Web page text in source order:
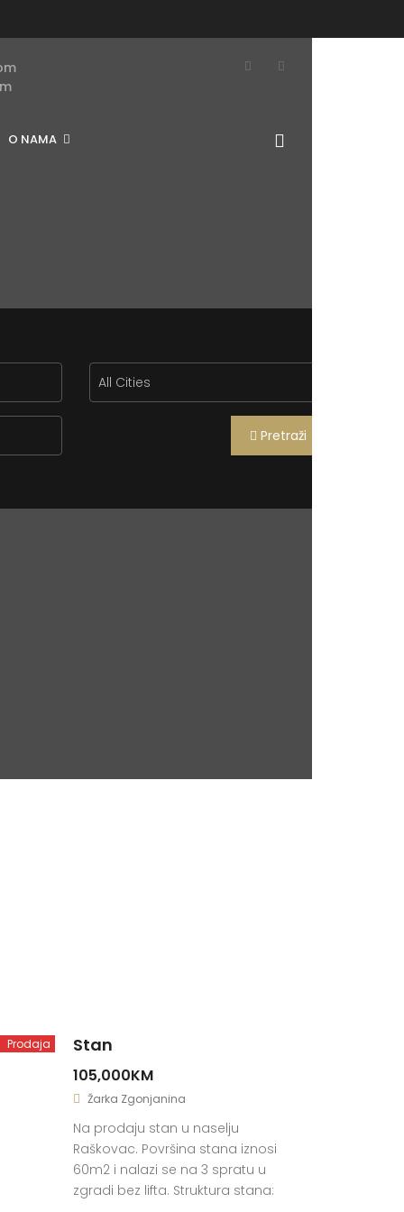
O NAMA
Pretraži
Prodaja Stan
105,000KM
Žarka Zgonjanina
Na prodaju stan u naselju
Raškovac. Površina stana iznosi
60m2 i nalazi se na 3 spratu u
zgradi bez lifta. Struktura stana: